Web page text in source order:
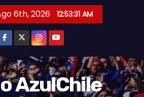
6th, 2026 12:53:33 AM
AzulChile